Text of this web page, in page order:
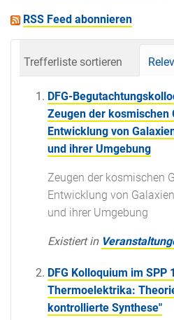
RSS Feed abonnieren
Trefferliste sortieren
DFG-
Zeugen der kosmischen
Entwicklung von
und ihrer Umgebung
Zeugen der kosmischen
Entwicklung von
und ihrer Umgebung
Existiert in
DFG Kolloquium im
Thermoelektrika:
kontrollierte Synthese"